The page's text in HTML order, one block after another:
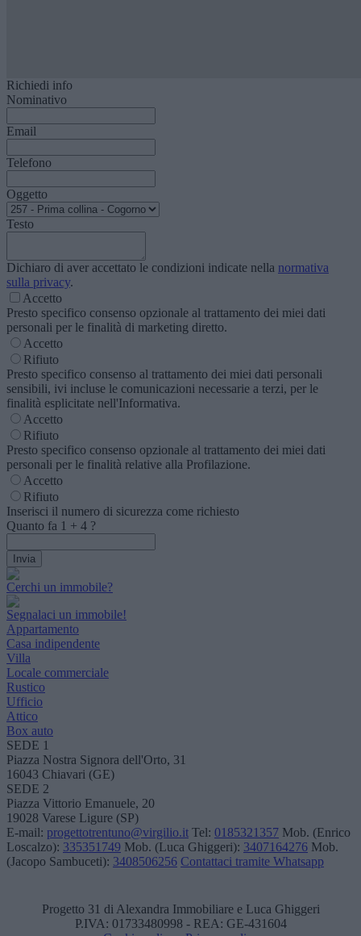
Richiedi info
Nominativo
Email
Telefono
Oggetto
Testo
Dichiaro di aver accettato le condizioni indicate nella normativa
sulla privacy.
Accetto
Presto specifico consenso opzionale al trattamento dei miei dati
personali per le finalità di marketing diretto.
Accetto
Rifiuto
Presto specifico consenso al trattamento dei miei dati personali
sensibili, ivi incluse le comunicazioni necessarie a terzi, per le
finalità esplicitate nell'Informativa.
Accetto
Rifiuto
Presto specifico consenso opzionale al trattamento dei miei dati
personali per le finalità relative alla Profilazione.
Accetto
Rifiuto
Inserisci il numero di sicurezza come richiesto
Quanto fa 1 + 4 ?
Cerchi un immobile?
Segnalaci un immobile!
Appartamento
Casa indipendente
Villa
Locale commerciale
Rustico
Ufficio
Attico
Box auto
SEDE 1
Piazza Nostra Signora dell'Orto, 31
16043 Chiavari (GE)
SEDE 2
Piazza Vittorio Emanuele, 20
19028 Varese Ligure (SP)
E-mail: progettotrentuno@virgilio.it Tel: 0185321357 Mob. (Enrico
Loscalzo): 335351749 Mob. (Luca Ghiggeri): 3407164276 Mob.
(Jacopo Sambuceti): 3408506256 Contattaci tramite Whatsapp
Progetto 31 di Alexandra Immobiliare e Luca Ghiggeri
P.IVA: 01733480998 - REA: GE-431604